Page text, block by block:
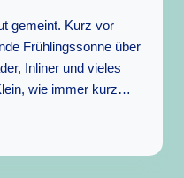
gemeint. Kurz vor
Frühlingssonne über
Inliner und vieles
wie immer kurz…